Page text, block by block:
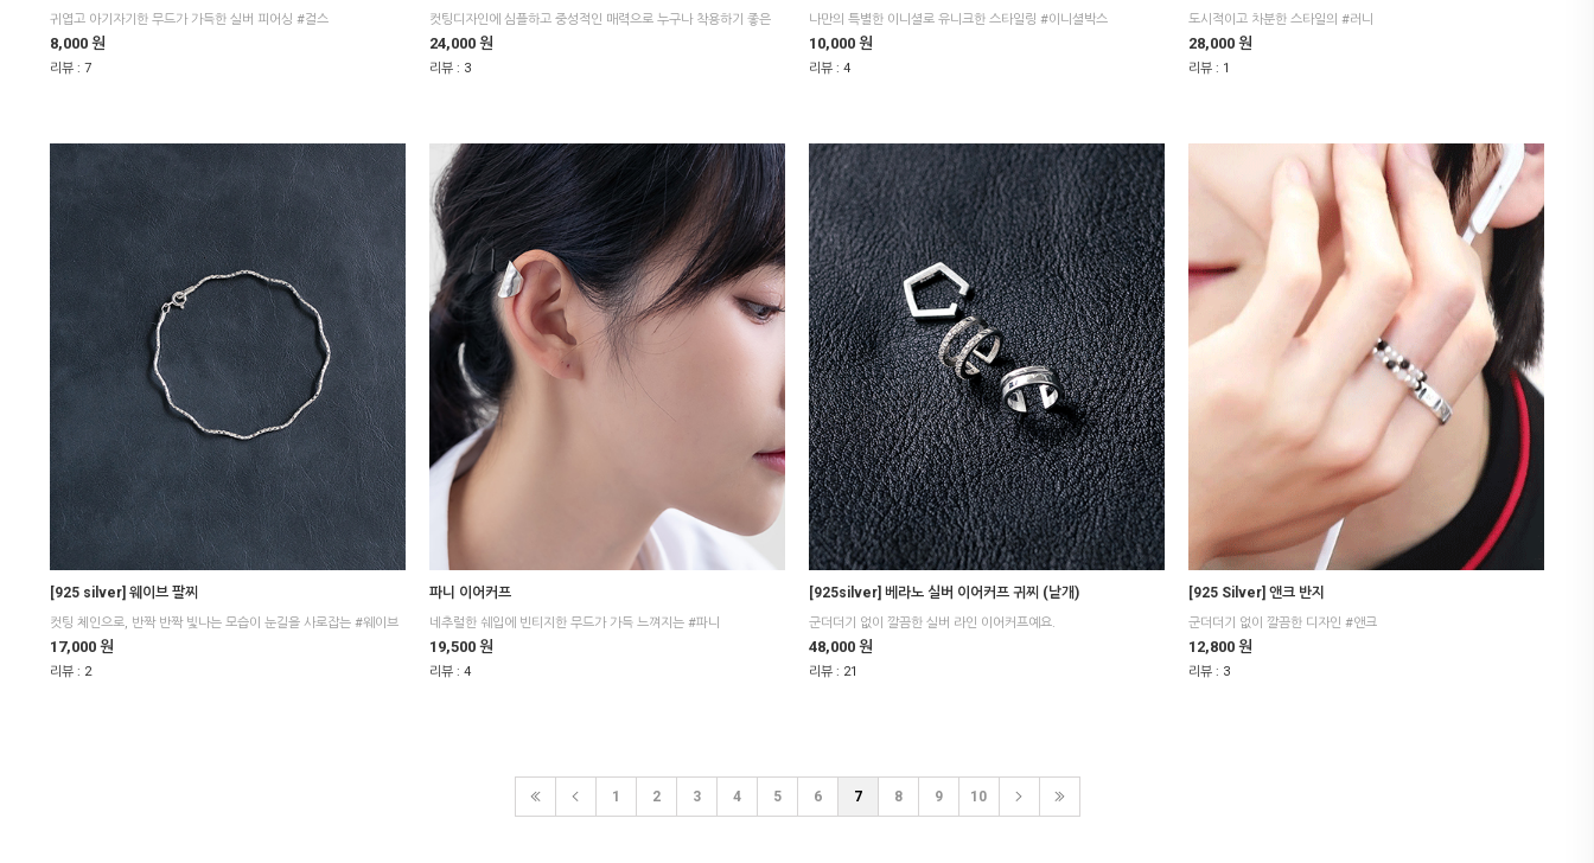
귀엽고 아기자기한 무드가 가득한 실버 피어싱 #걸스
8,000 원
리뷰 : 7
24,000 원
리뷰 : 3
나만의 특별한 이니셜로 유니크한 스타일링 #이니셜박스
10,000 원
리뷰 : 4
도시적이고 차분한 스타일의 #러니
28,000 원
리뷰 : 1
[925 silver] 웨이브 팔찌
컷팅 체인으로, 반짝 반짝 빛나는 모습이 눈길을 사로잡는 #웨이브
17,000 원
리뷰 : 2
파니 이어커프
네추럴한 쉐입에 빈티지한 무드가 가득 느껴지는 #파니
19,500 원
리뷰 : 4
[925silver] 베라노 실버 이어커프 귀찌 (낱개)
군더더기 없이 깔끔한 실버 라인 이어커프예요.
48,000 원
리뷰 : 21
[925 Silver] 앤크 반지
군더더기 없이 깔끔한 디자인 #앤크
12,800 원
리뷰 : 3
1 2 3 4 5 6 7 8 9 10